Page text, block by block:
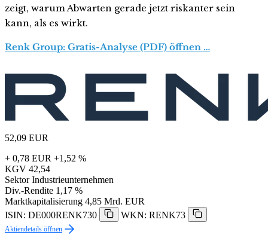
zeigt, warum Abwarten gerade jetzt riskanter sein
kann, als es wirkt.
Renk Group: Gratis-Analyse (PDF) öffnen …
52,09 EUR
+ 0,78 EUR +1,52 %
KGV 42,54
Sektor Industrieunternehmen
Div.-Rendite 1,17 %
Marktkapitalisierung 4,85 Mrd. EUR
ISIN: DE000RENK730
WKN: RENK73
Aktiendetails öffnen